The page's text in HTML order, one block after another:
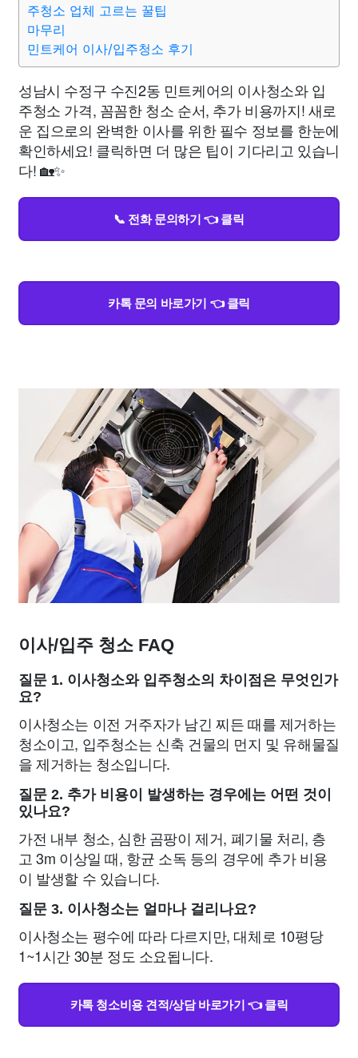
주청소 업체 고르는 꿀팁
마무리
민트케어 이사/입주청소 후기
성남시 수정구 수진2동 민트케어의 이사청소와 입
주청소 가격, 꼼꼼한 청소 순서, 추가 비용까지! 새로
운 집으로의 완벽한 이사를 위한 필수 정보를 한눈에
확인하세요! 클릭하면 더 많은 팁이 기다리고 있습니
다! 🏡✨
📞 전화 문의하기 👈 클릭
카톡 문의 바로가기 👈 클릭
이사/입주 청소 FAQ
질문 1. 이사청소와 입주청소의 차이점은 무엇인가
요?
이사청소는 이전 거주자가 남긴 찌든 때를 제거하는
청소이고, 입주청소는 신축 건물의 먼지 및 유해물질
을 제거하는 청소입니다.
질문 2. 추가 비용이 발생하는 경우에는 어떤 것이
있나요?
가전 내부 청소, 심한 곰팡이 제거, 폐기물 처리, 층
고 3m 이상일 때, 항균 소독 등의 경우에 추가 비용
이 발생할 수 있습니다.
질문 3. 이사청소는 얼마나 걸리나요?
이사청소는 평수에 따라 다르지만, 대체로 10평당
1~1시간 30분 정도 소요됩니다.
카톡 청소비용 견적/상담 바로가기 👈 클릭